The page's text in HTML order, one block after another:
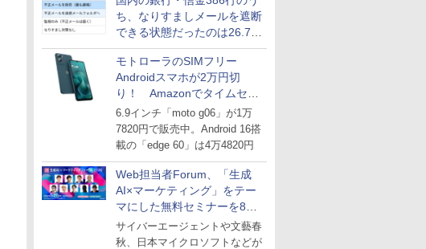
ち、なりすましメールを遮断
できる状態だったのは26.7％
にとどまる～GMOブランド
セキュリティ調査
モトローラのSIMフリー
Androidスマホが2万円切
り！ Amazonでタイムセー
ル
6.9インチ「moto g06」が1万
7820円で販売中。Android 16搭
載の「edge 60」は4万4820円
Web担当者Forum、「生成
AI×マーケティング」をテー
マにした無料セミナーを8月
27日にオンライン開催
サイバーエージェントや文藝春
秋、日本マイクロソフトなどが